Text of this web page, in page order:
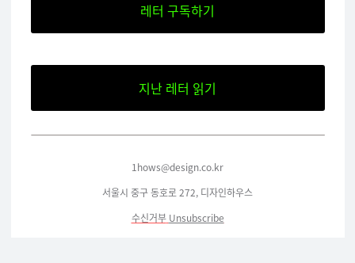
레터 구독하기
지난 레터 읽기
1hows@design.co.kr
서울시 중구동호로 272, 디자인하우스
수신거부 Unsubscribe